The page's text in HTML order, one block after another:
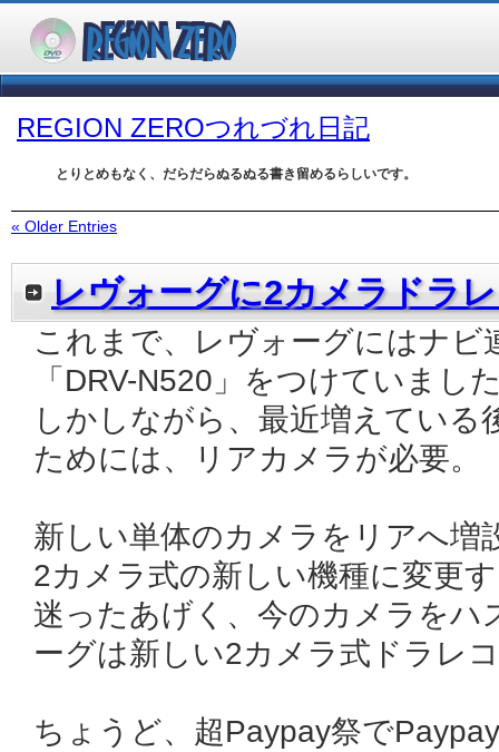
REGION ZEROつれづれ日記
とりとめもなく、だらだらぬるぬる書き留めるらしいです。
« Older Entries
レヴォーグに2カメラドラ
これまで、レヴォーグにはナ
「DRV-N520」をつけていまし
しかしながら、最近増えている
ためには、リアカメラが必要。
新しい単体のカメラをリアへ増
2カメラ式の新しい機種に変更
迷ったあげく、今のカメラをハ
ーグは新しい2カメラ式ドラレ
ちょうど、超Paypay祭で